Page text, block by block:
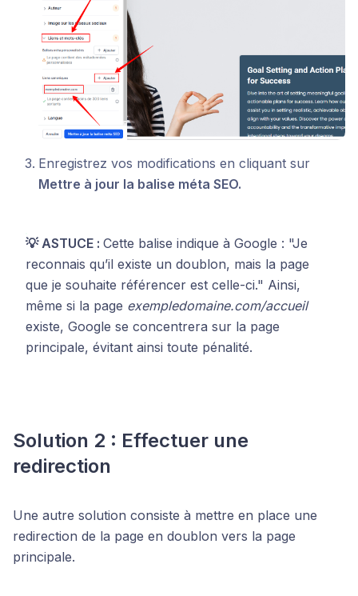
Enregistrez vos modifications en cliquant sur
Mettre à jour la balise méta SEO.
💡 ASTUCE : Cette balise indique à Google : "Je
reconnais qu’il existe un doublon, mais la page
que je souhaite référencer est celle-ci." Ainsi,
même si la page exempledomaine.com/accueil
existe, Google se concentrera sur la page
principale, évitant ainsi toute pénalité.
Solution 2 : Effectuer une
redirection
Une autre solution consiste à mettre en place une
redirection de la page en doublon vers la page
principale.